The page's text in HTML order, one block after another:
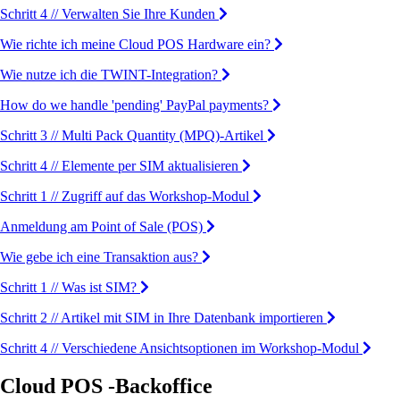
Schritt 4 // Verwalten Sie Ihre Kunden
Wie richte ich meine Cloud POS Hardware ein?
Wie nutze ich die TWINT-Integration?
How do we handle 'pending' PayPal payments?
Schritt 3 // Multi Pack Quantity (MPQ)-Artikel
Schritt 4 // Elemente per SIM aktualisieren
Schritt 1 // Zugriff auf das Workshop-Modul
Anmeldung am Point of Sale (POS)
Wie gebe ich eine Transaktion aus?
Schritt 1 // Was ist SIM?
Schritt 2 // Artikel mit SIM in Ihre Datenbank importieren
Schritt 4 // Verschiedene Ansichtsoptionen im Workshop-Modul
Cloud POS -Backoffice